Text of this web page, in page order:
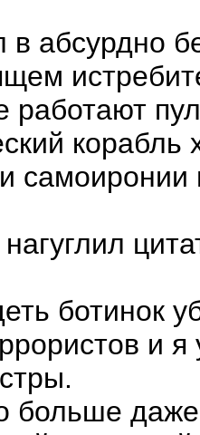
в абсурдно
работают
корабль
самоиронии
ботинок
и я
даже